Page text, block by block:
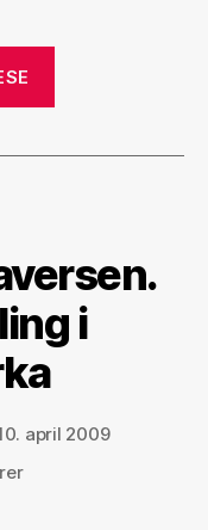
i
april 2009
til